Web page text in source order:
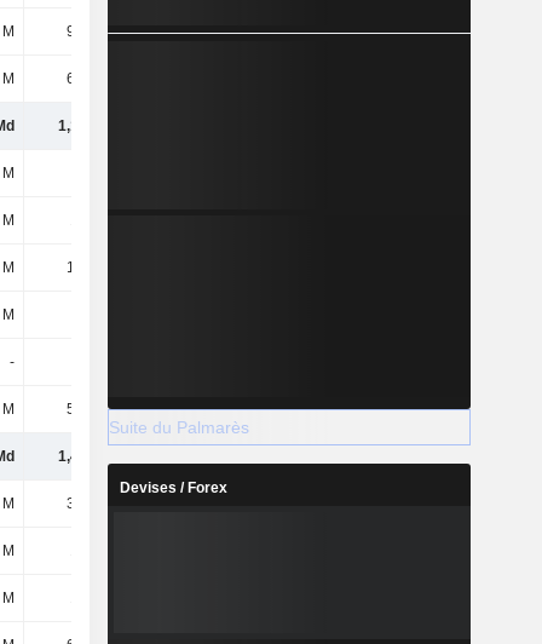
91,8 M 141 M 139 M
65,5 M
1,13 Md
15,5 M
-
59,4 M 68,9 M 63,7 M
1,45 Md
33,3 M
Suite du Palmarès
Devises / Forex